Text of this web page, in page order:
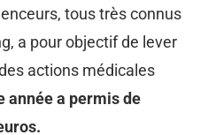
tous très connus
a pour objectif de lever
actions médicales
année a permis de